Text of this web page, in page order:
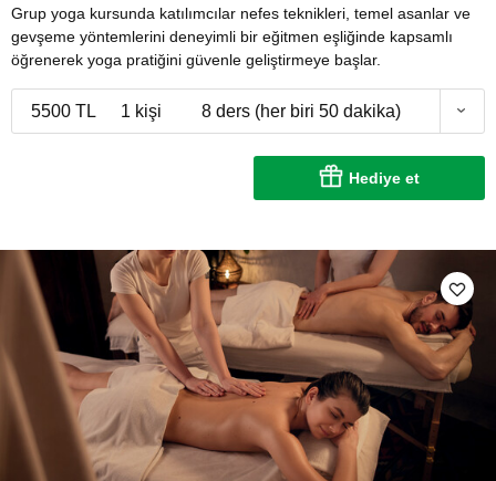
Grup yoga kursunda katılımcılar nefes teknikleri, temel asanlar ve
gevşeme yöntemlerini deneyimli bir eğitmen eşliğinde kapsamlı
öğrenerek yoga pratiğini güvenle geliştirmeye başlar.
5500 TL 1 kişi 8 ders (her biri 50 dakika)
Hediye et